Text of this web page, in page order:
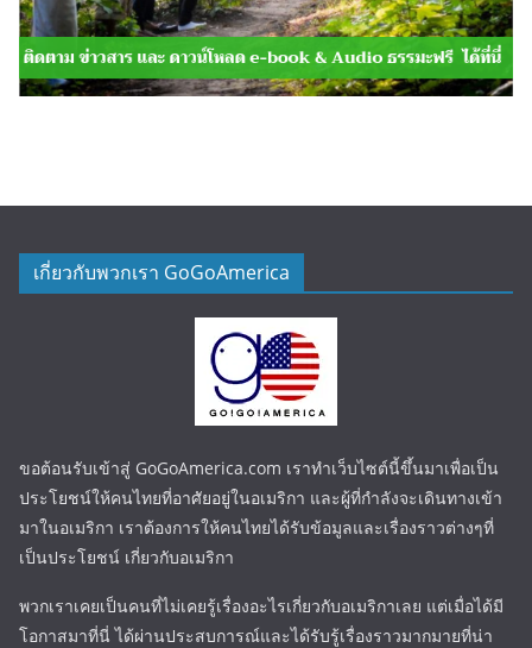
เกี่ยวกับพวกเรา GoGoAmerica
ขอต้อนรับเข้าสู่ GoGoAmerica.com เราทำเว็บไซต์นี้ขึ้นมาเพื่อเป็น
ประโยชน์ให้คนไทยที่อาศัยอยู่ในอเมริกา และผู้ที่กำลังจะเดินทางเข้า
มาในอเมริกา เราต้องการให้คนไทยได้รับข้อมูลและเรื่องราวต่างๆที่
เป็นประโยชน์ เกี่ยวกับอเมริกา
พวกเราเคยเป็นคนที่ไม่เคยรู้เรื่องอะไรเกี่ยวกับอเมริกาเลย แต่เมื่อได้มี
โอกาสมาที่นี่ ได้ผ่านประสบการณ์และได้รับรู้เรื่องราวมากมายที่น่า